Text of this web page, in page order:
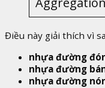
Điều này giải thích vì
nhựa đường
nhựa đường
nhựa đường